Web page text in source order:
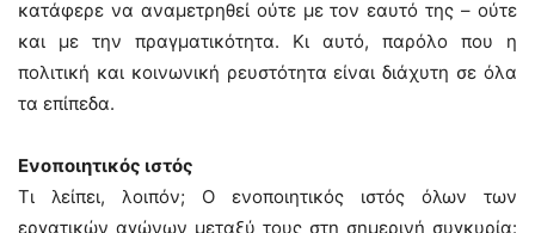
κατάφερε να αναμετρηθεί ούτε με τον εαυτό της – ούτε
και με την πραγματικότητα. Κι αυτό, παρόλο που η
πολιτική και κοινωνική ρευστότητα είναι διάχυτη σε όλα
τα επίπεδα.
Ενοποιητικός ιστός
Τι λείπει, λοιπόν; Ο ενοποιητικός ιστός όλων των
εργατικών αγώνων μεταξύ τους στη σημερινή συγκυρία: